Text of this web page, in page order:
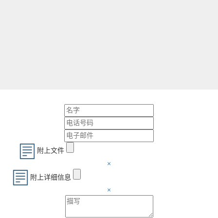
附上文件
×
附上详细信息
×